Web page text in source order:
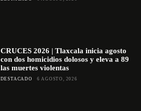
CRUCES 2026 | Tlaxcala inicia agosto
con dos homicidios dolosos y eleva a 89
las muertes violentas
DESTACADO 6 AGOSTO, 2026